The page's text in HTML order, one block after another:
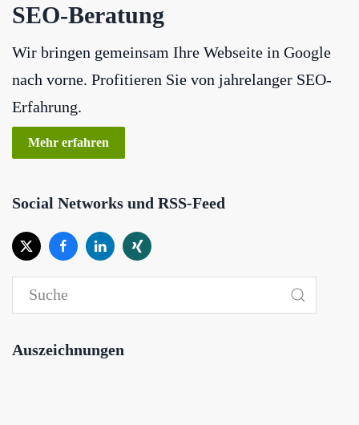
SEO-Beratung
Wir bringen gemeinsam Ihre Webseite in Google
nach vorne. Profitieren Sie von jahrelanger SEO-
Erfahrung.
Mehr erfahren
Social Networks und RSS-Feed
Auszeichnungen